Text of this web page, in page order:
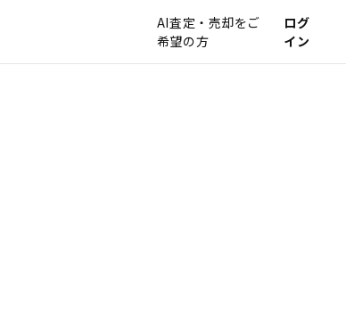
AI査定・売却をご
希望の方
ログ
イン